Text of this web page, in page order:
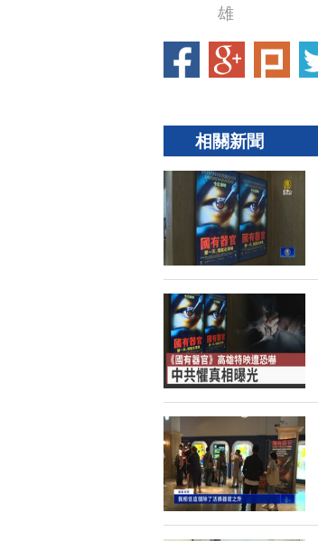
雄
相關新聞